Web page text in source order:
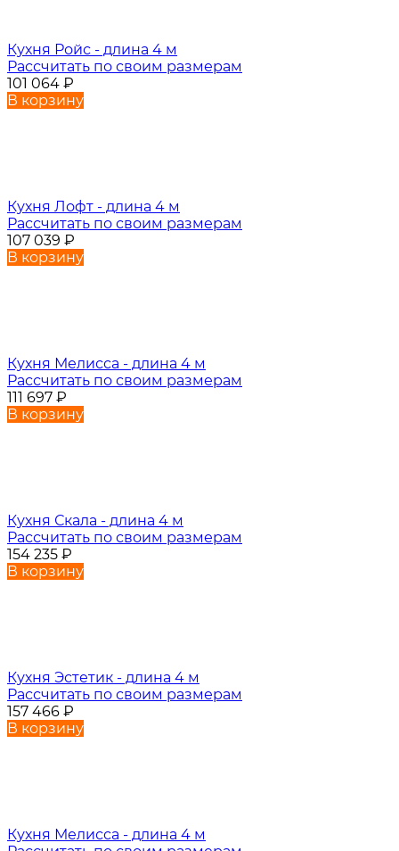
Кухня Ройс - длина 4 м
Рассчитать по своим размерам
101 064 ₽
В корзину
Кухня Лофт - длина 4 м
Рассчитать по своим размерам
107 039 ₽
В корзину
Кухня Мелисса - длина 4 м
Рассчитать по своим размерам
111 697 ₽
В корзину
Кухня Скала - длина 4 м
Рассчитать по своим размерам
154 235 ₽
В корзину
Кухня Эстетик - длина 4 м
Рассчитать по своим размерам
157 466 ₽
В корзину
Кухня Мелисса - длина 4 м